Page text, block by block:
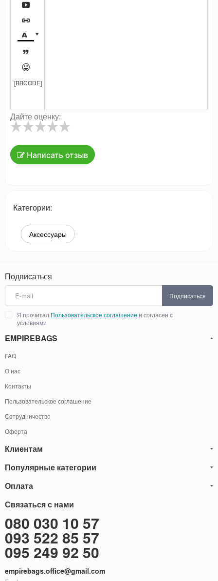






[BBCODE]
Дайте оценку:
Написать отзыв
Категории:
Аксессуары
Подписаться
Подписаться
Я прочитал Пользовательское соглашение и согласен с
условиями
EMPIREBAGS
FAQ
О нас
Контакты
Пользовательское соглашение
Сотрудничество
Оферта
Клиентам
Блог
Обмен и Возврат
Карта сайта
Бонусы
Доставка за границу
Популярные категории
Мужские кожаные сумки
Саквояжи
Мужские кожаные кошельки
Мужские клатчи
Женские сумки
Женские кожаные сумки
Оплата
Оплату товаров можно
осуществить
Наличными
Наложенный платёж (Оплата при получение)
Через терминал (Только самовывоз)
Оплата на расчетный счет ФОП 2-ая группа (без НДС)
Связаться с нами
080 030 10 57
093 522 85 57
095 249 92 50
empirebags.office@gmail.com